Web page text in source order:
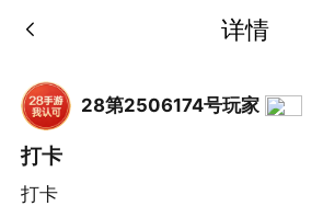
详情
28第2506174号玩家
打卡
打卡